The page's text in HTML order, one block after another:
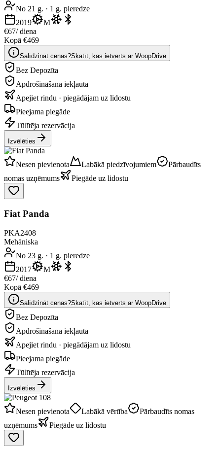
No 21 g. · 1 g. pieredze
2019
M
€67/ diena
Kopā €469
Salīdzināt cenas?Skatīt, kas ietverts ar WoopDrive
Bez Depozīta
Apdrošināšana iekļauta
Apejiet rindu · piegādājam uz lidostu
Pieejama piegāde
Tūlītēja rezervācija
Izvēlēties
Nesen pievienota Labākā piedzīvojumiem
Pārbaudīts
nomas uzņēmums
Piegāde uz lidostu
Fiat Panda
PKA2408
Mehāniska
No 23 g. · 1 g. pieredze
2017
M
€67/ diena
Kopā €469
Salīdzināt cenas?Skatīt, kas ietverts ar WoopDrive
Bez Depozīta
Apdrošināšana iekļauta
Apejiet rindu · piegādājam uz lidostu
Pieejama piegāde
Tūlītēja rezervācija
Izvēlēties
Nesen pievienota Labākā vērtība
Pārbaudīts nomas
uzņēmums
Piegāde uz lidostu